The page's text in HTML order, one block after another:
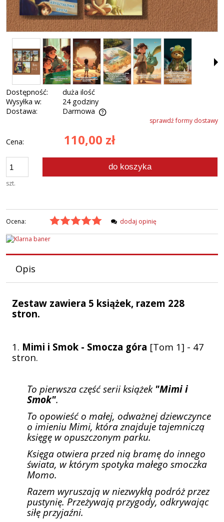
Dostępność:
duża ilość
Wysyłka w:
24 godziny
Dostawa:
Darmowa
sprawdź formy dostawy
Cena: 110,00 zł
szt.
do koszyka
Ocena: dodaj opinię
Opis
Zestaw zawiera 5 książek, razem 228
stron.
1. Mimi i Smok - Smocza góra [Tom 1] - 47
stron.
To pierwsza część serii książek "Mimi i
Smok".
To opowieść o małej, odważnej dziewczynce
o imieniu Mimi, która znajduje tajemniczą
księgę w opuszczonym parku.
Księga otwiera przed nią bramę do innego
świata, w którym spotyka małego smoczka
Momo.
Razem wyruszają w niezwykłą podróż przez
pustynię. Przeżywają przygody, odkrywając
siłę przyjaźni.